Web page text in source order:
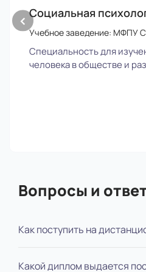
‹ Социальная
Учебное заведение: МФПУ
Специальность для
человека в обществе и
Вопросы и
Как поступить на
Для поступления вам нужно:
Какой диплом выдается